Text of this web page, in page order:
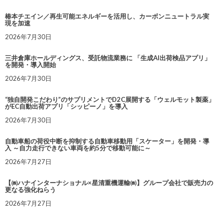
椿本チエイン／再生可能エネルギーを活用し、カーボンニュートラル実
現を加速
2026年7月30日
三井倉庫ホールディングス、受託物流業務に 「生成AI出荷検品アプリ」
を開発・導入開始
2026年7月30日
“独自開発こだわり”のサプリメントでD2C展開する「ウェルモット製薬」
がEC自動出荷アプリ「シッピーノ」を導入
2026年7月30日
自動車船の荷役中断を抑制する自動車移動用「スケーター」を開発・導
入 ～自力走行できない車両を約5分で移動可能に～
2026年7月27日
【㈱ハナインターナショナル×星清重機運輸㈱】グループ会社で販売力の
更なる強化ねらう
2026年7月27日